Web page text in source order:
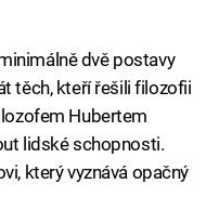
dvě postavy
těch, kteří řešili filozofii
Hubertem
lidské schopnosti.
který vyznává opačný